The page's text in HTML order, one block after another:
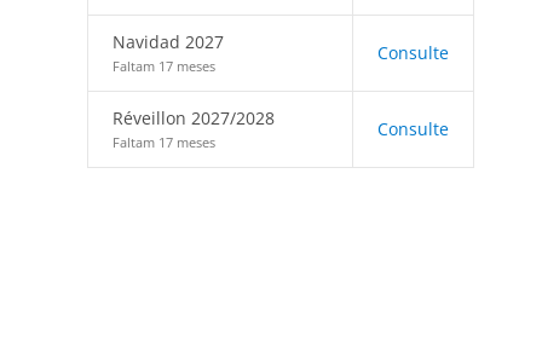
Navidad 2027
Faltam 17 meses
Consulte
Réveillon 2027/2028
Faltam 17 meses
Consulte